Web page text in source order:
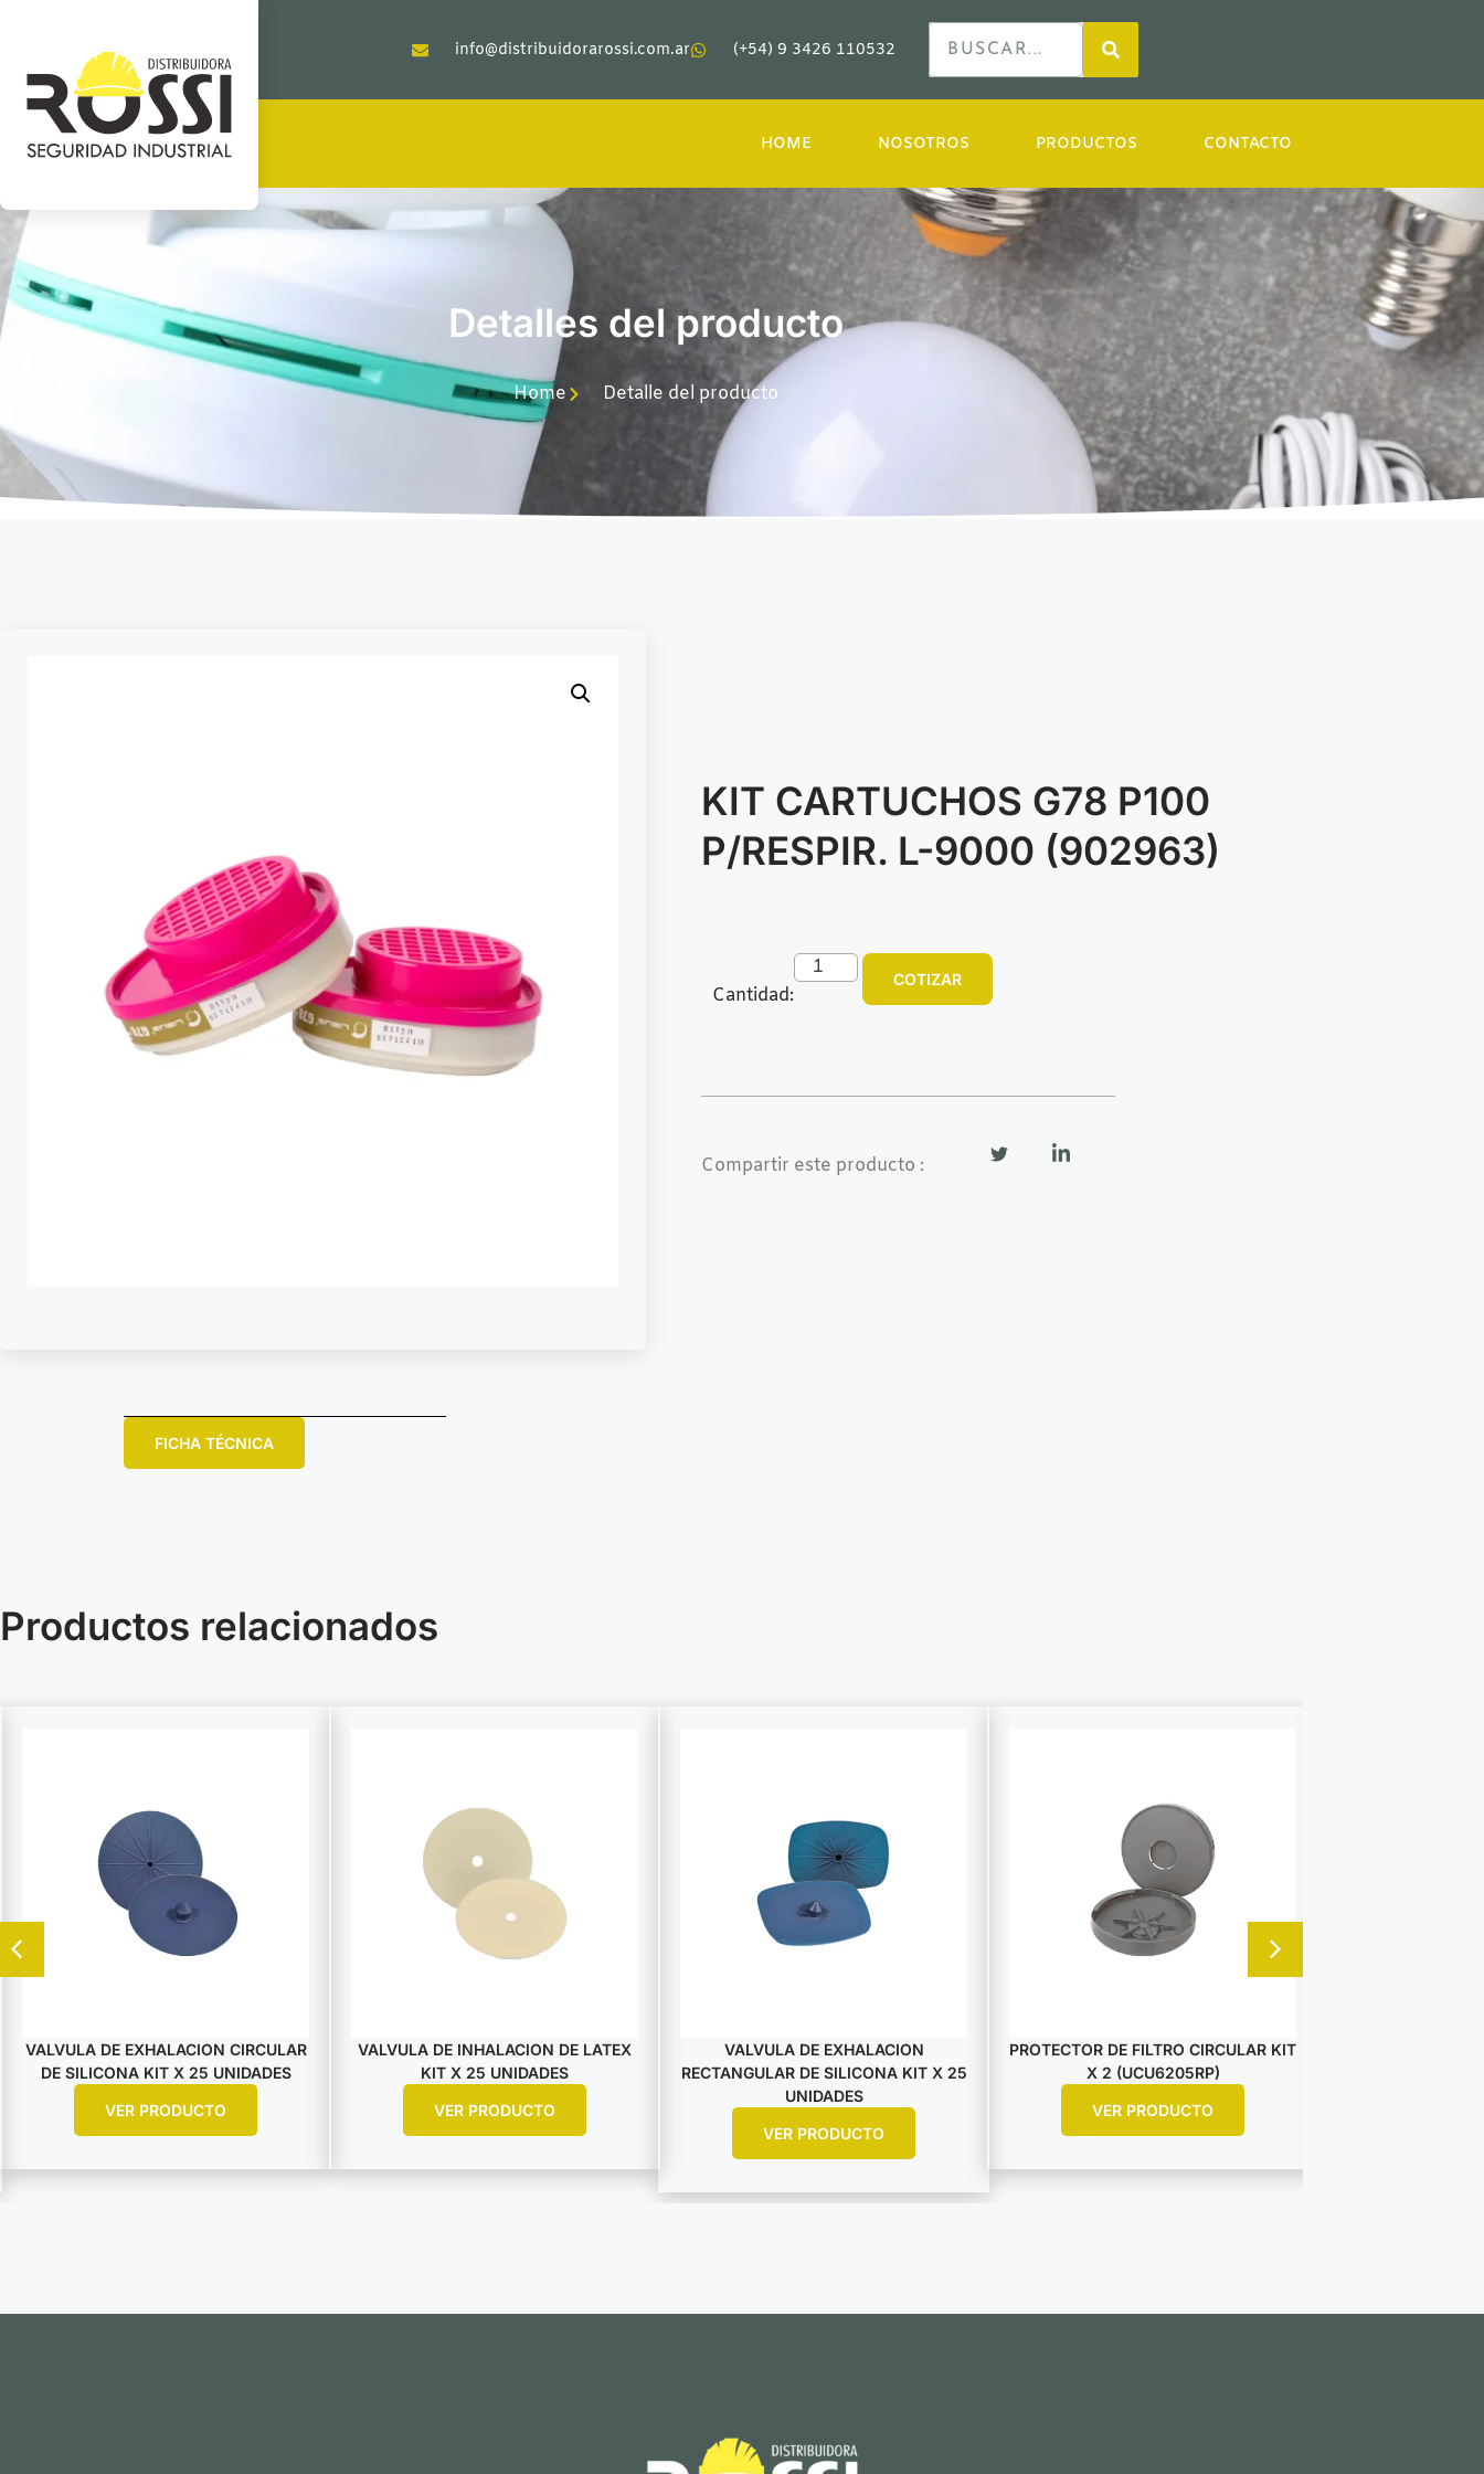
info@distribuidorarossi.com.ar (+54) 9 3426 110532
HOME NOSOTROS PRODUCTOS CONTACTO
Detalles del producto
Home Detalle del producto
KIT CARTUCHOS G78 P100
P/RESPIR. L-9000 (902963)
Cantidad:
COTIZAR
Compartir este producto :
FICHA TÉCNICA
Productos relacionados
VALVULA DE EXHALACION CIRCULAR
DE SILICONA KIT X 25 UNIDADES
VER PRODUCTO
VALVULA DE INHALACION DE LATEX
KIT X 25 UNIDADES
VER PRODUCTO
VALVULA DE EXHALACION
RECTANGULAR DE SILICONA KIT X 25
UNIDADES
VER PRODUCTO
PROTECTOR DE FILTRO CIRCULAR KIT
X 2 (UCU6205RP)
VER PRODUCTO